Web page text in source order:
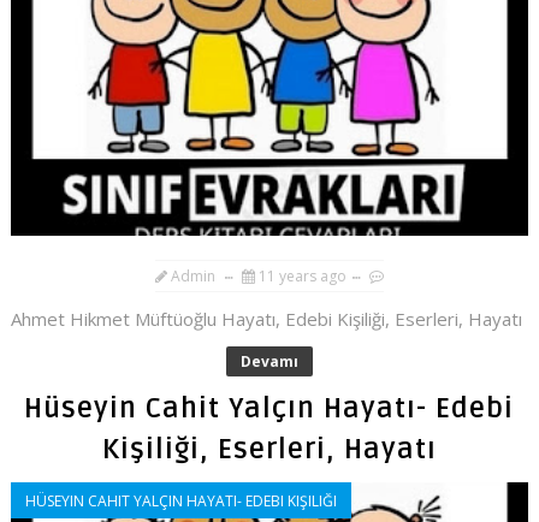
Admin 11 years ago
Ahmet Hikmet Müftüoğlu Hayatı, Edebi Kişiliği, Eserleri, Hayatı
Devamı
Hüseyin Cahit Yalçın Hayatı- Edebi
Kişiliği, Eserleri, Hayatı
HÜSEYIN CAHIT YALÇIN HAYATI- EDEBI KIŞILIĞI